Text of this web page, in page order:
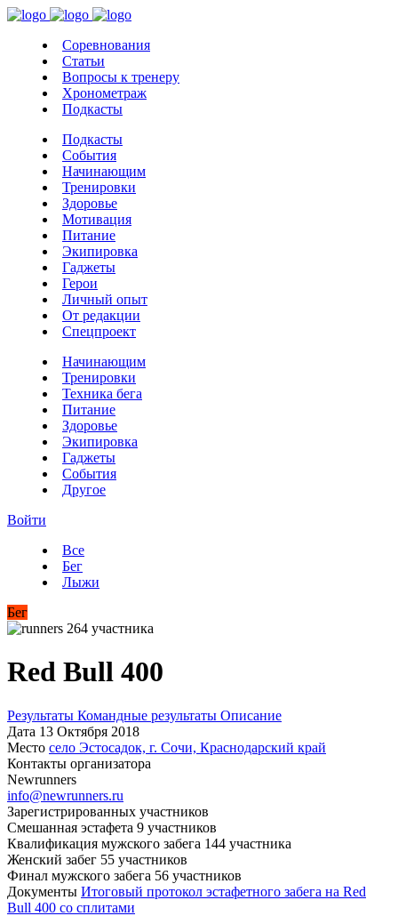
Соревнования
Статьи
Вопросы к тренеру
Хронометраж
Подкасты
Подкасты
События
Начинающим
Тренировки
Здоровье
Мотивация
Питание
Экипировка
Гаджеты
Герои
Личный опыт
От редакции
Спецпроект
Начинающим
Тренировки
Техника бега
Питание
Здоровье
Экипировка
Гаджеты
События
Другое
Войти
Все
Бег
Лыжи
Бег
264 участника
Red Bull 400
Результаты Командные результаты Описание
Дата 13 Октября 2018
Место село Эстосадок, г. Сочи, Краснодарский край
Контакты организатора
Newrunners
info@newrunners.ru
Зарегистрированных участников
Смешанная эстафета 9 участников
Квалификация мужского забега 144 участника
Женский забег 55 участников
Финал мужского забега 56 участников
Документы Итоговый протокол эстафетного забега на Red
Bull 400 со сплитами